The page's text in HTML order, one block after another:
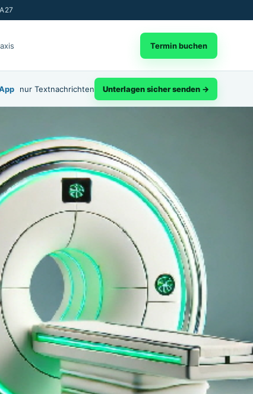
Termin buchen
nur Textnachrichten Unterlagen sicher senden →